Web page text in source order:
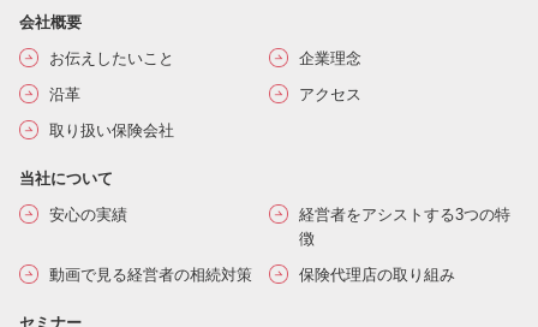
会社概要
お伝えしたいこと
企業理念
沿革
アクセス
取り扱い保険会社
当社について
安心の実績
経営者をアシストする3つの特
徴
動画で見る経営者の相続対策
保険代理店の取り組み
セミナー